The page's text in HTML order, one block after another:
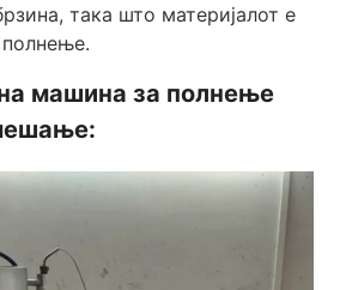
така што материјалот е
машина за полнење